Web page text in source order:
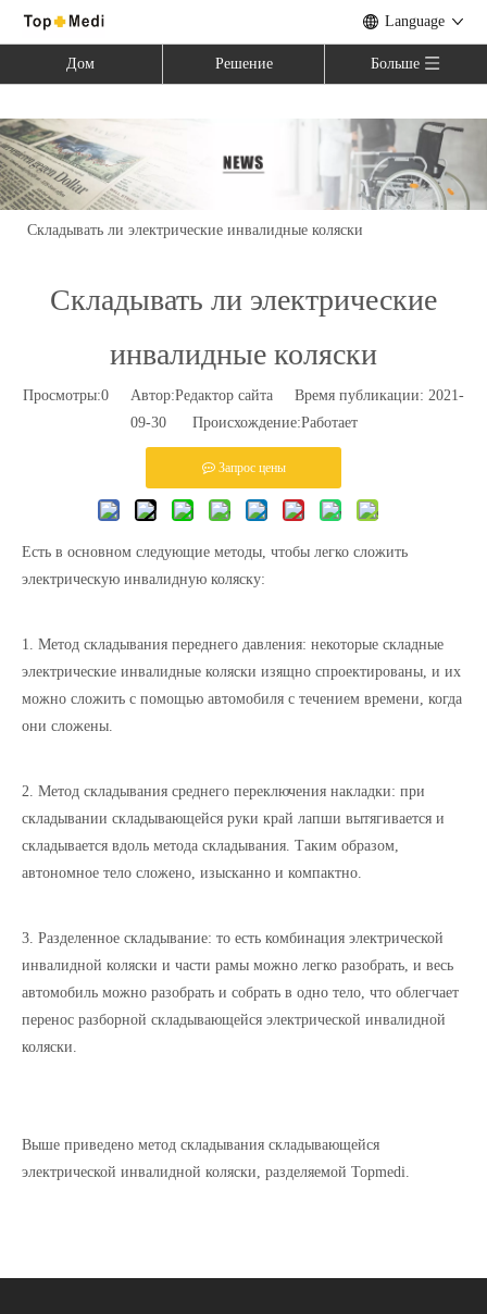
Language
Дом Решение Больше
Вы здесь: Дом Отраслевые новости »
Складывать ли электрические инвалидные коляски
Складывать ли электрические
инвалидные коляски
Просмотры:0 Автор:Pедактор сайта Время публикации: 2021-
09-30 Происхождение:Работает
Запрос цены
Есть в основном следующие методы, чтобы легко сложить
электрическую инвалидную коляску:
1. Метод складывания переднего давления: некоторые складные
электрические инвалидные коляски изящно спроектированы, и их
можно сложить с помощью автомобиля с течением времени, когда
они сложены.
2. Метод складывания среднего переключения накладки: при
складывании складывающейся руки край лапши вытягивается и
складывается вдоль метода складывания. Таким образом,
автономное тело сложено, изысканно и компактно.
3. Разделенное складывание: то есть комбинация электрической
инвалидной коляски и части рамы можно легко разобрать, и весь
автомобиль можно разобрать и собрать в одно тело, что облегчает
перенос разборной складывающейся электрической инвалидной
коляски.
Выше приведено метод складывания складывающейся
электрической инвалидной коляски, разделяемой Topmedi.